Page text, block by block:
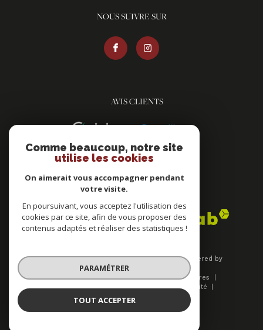
NOUS SUIVRE SUR
AVIS CLIENTS
ADHÉRENTS
© 2026 | Tous droits réservés | Traduction powered by
Google |
Plan du site
Mentions légales
Nos honoraires
Admin
Nos liens
Politique de confidentialité
Politique RGPD
Comme beaucoup, notre site
utilise les cookies
On aimerait vous accompagner pendant
votre visite.
En poursuivant, vous acceptez l'utilisation des
cookies par ce site, afin de vous proposer des
contenus adaptés et réaliser des statistiques !
PARAMÉTRER
TOUT ACCEPTER